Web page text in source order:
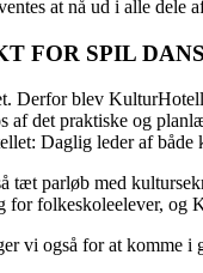
at nå ud i alle dele
FOR SPIL
blev
det praktiske og
Daglig leder af
tæt parløb med
folkeskoleelever, og
vi også for at komme